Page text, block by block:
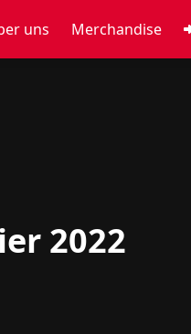
uns Merchandise
2022